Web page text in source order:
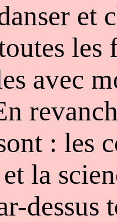
et
les
avec
: les
la